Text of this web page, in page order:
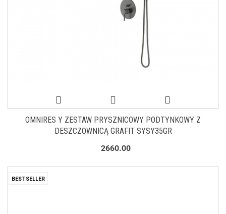
OMNIRES Y ZESTAW PRYSZNICOWY PODTYNKOWY Z
DESZCZOWNICĄ GRAFIT SYSY35GR
2660.00
BESTSELLER